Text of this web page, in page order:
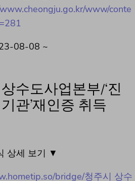
www/conte
08-08 ~
수도사업본부/‘진
관’재인증 취득
상세 보기 ▼
bridge/청주시 상수